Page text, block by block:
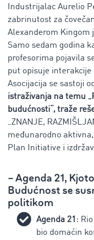
Industrijalac Aurelio
zabrinutost za
Alexanderom Kingom
Samo sedam godina
profesorima pojavila
put opisuje interakcije
Asocijacija se sastoji od
istraživanja na temu
budućnosti“, traže
„ZNANJE,
međunarodno
Plan Initiative i
– Agenda 21,
Budućnost se
politikom
Agenda 21 :
bio domaćin